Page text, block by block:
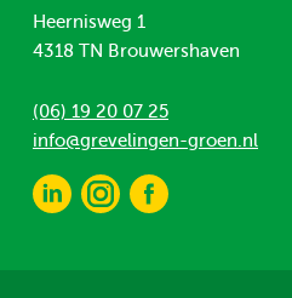
Heernisweg 1
4318 TN Brouwershaven
(06) 19 20 07 25
info@grevelingen-groen.nl